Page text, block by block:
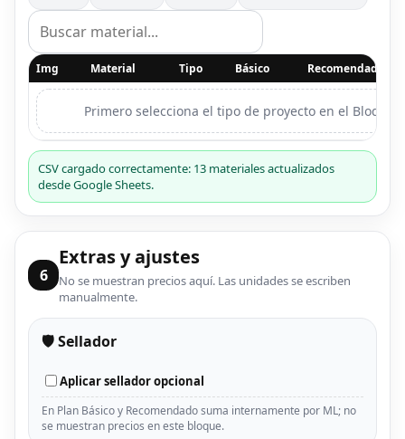
Img Material Tipo Básico Recomendado
Primero selecciona el tipo de proyecto en el Bloque
CSV cargado correctamente: 13 materiales actualizados
desde Google Sheets.
6
Extras y ajustes
No se muestran precios aquí. Las unidades se escriben
manualmente.
🛡️ Sellador
Aplicar sellador opcional
En Plan Básico y Recomendado suma internamente por ML; no
se muestran precios en este bloque.